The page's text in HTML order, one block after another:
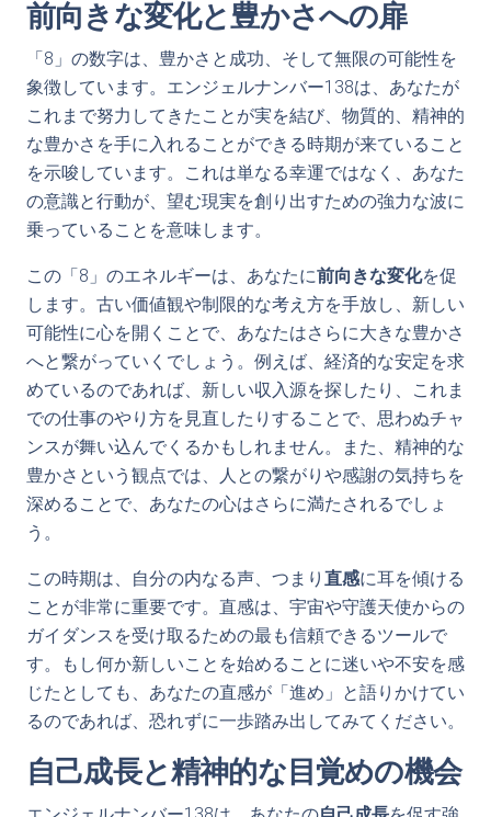
前向きな変化と豊かさへの扉
「8」の数字は、豊かさと成功、そして無限の可能性を
象徴しています。エンジェルナンバー138は、あなたが
これまで努力してきたことが実を結び、物質的、精神的
な豊かさを手に入れることができる時期が来ていること
を示唆しています。これは単なる幸運ではなく、あなた
の意識と行動が、望む現実を創り出すための強力な波に
乗っていることを意味します。
この「8」のエネルギーは、あなたに前向きな変化を促
します。古い価値観や制限的な考え方を手放し、新しい
可能性に心を開くことで、あなたはさらに大きな豊かさ
へと繋がっていくでしょう。例えば、経済的な安定を求
めているのであれば、新しい収入源を探したり、これま
での仕事のやり方を見直したりすることで、思わぬチャ
ンスが舞い込んでくるかもしれません。また、精神的な
豊かさという観点では、人との繋がりや感謝の気持ちを
深めることで、あなたの心はさらに満たされるでしょ
う。
この時期は、自分の内なる声、つまり 直感に耳を傾ける
ことが非常に重要です。直感は、宇宙や守護天使からの
ガイダンスを受け取るための最も信頼できるツールで
す。もし何か新しいことを始めることに迷いや不安を感
じたとしても、あなたの直感が「進め」と語りかけてい
るのであれば、恐れずに一歩踏み出してみてください。
自己成長と精神的な目覚めの機会